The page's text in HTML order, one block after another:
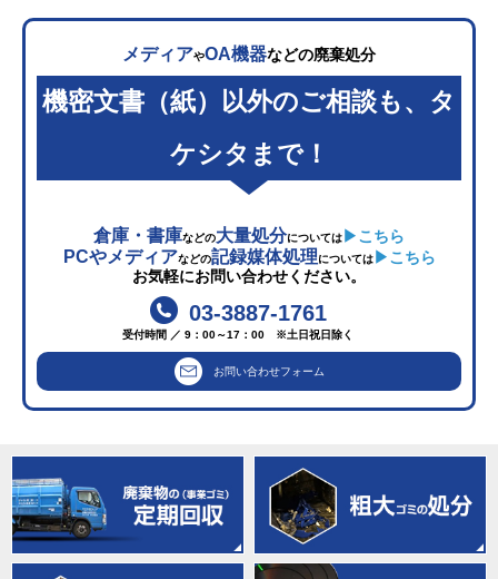
メディアやOA機器などの廃棄処分
機密文書（紙）以外のご相談も、タ
ケシタまで！
倉庫・書庫などの大量処分については ▶こちら
PCやメディアなどの記録媒体処理については▶こちら
お気軽にお問い合わせください。
03-3887-1761
受付時間 ／ 9：00～17：00 ※土日祝日除く
お問い合わせフォーム